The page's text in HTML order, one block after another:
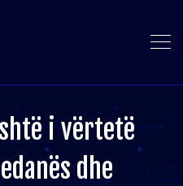
i vërtetë
dhe